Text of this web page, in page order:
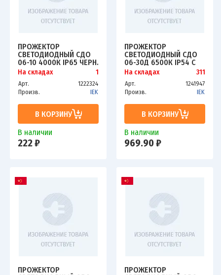
ПРОЖЕКТОР
СВЕТОДИОДНЫЙ СДО
06-10 4000К IP65 ЧЕРН.
ИЭК LPDO601-10-40-
На складах 1
Арт.
1222324
Произв.
IEK
В КОРЗИНУ
В наличии
222 ₽
ПРОЖЕКТОР
СВЕТОДИОДНЫЙ СДО
06-30Д 6500К IP54 С
ДД ЧЕРН. ИЭК
LPDO602-30-65-K02
На складах 311
Арт.
1241947
Произв.
IEK
В КОРЗИНУ
В наличии
969.90 ₽
ПРОЖЕКТОР
ПРОЖЕКТОР